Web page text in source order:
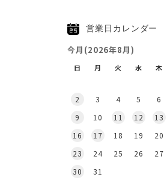
営業日カレンダー
今月(2026年8月)
日 月 火 水 木
2
3 4 5 6
9
10 11 12 13
16
17 18 19 20
23
24 25 26 27
30
31